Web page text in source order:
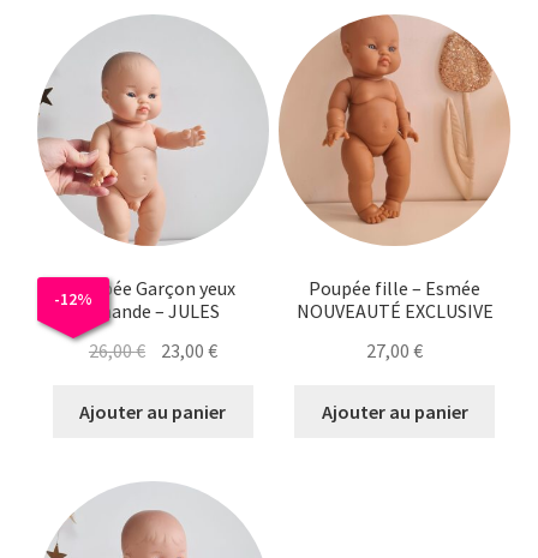
-12%
Poupée Garçon yeux
amande – JULES
26,00€ Le
initial
23,00 €Le
actuel
Ajouter au panier
Poupée fille – Esmée
NOUVEAUTÉ EXCLUSIVE
27,00€
Ajouter au panier